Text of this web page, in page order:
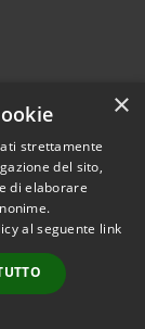
• Comune di
• Powered by
•
Accesso
×
strettamente
del sito,
di elaborare
al seguente link